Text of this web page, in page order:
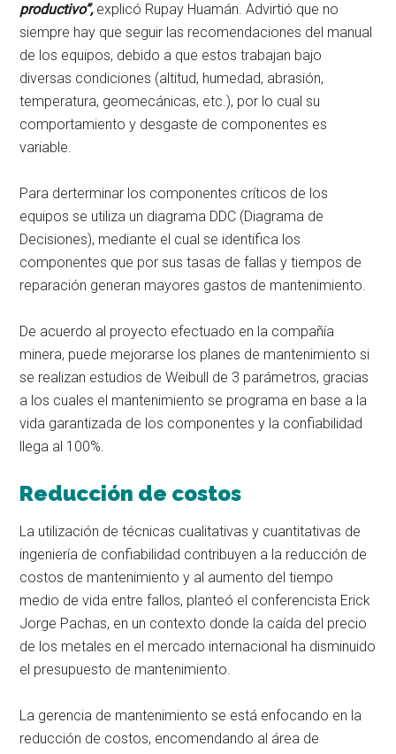
productivo”,explicó Rupay Huamán. Advirtió que no
siempre hay que seguir las recomendaciones del manual
de los equipos, debido a que estos trabajan bajo
diversas condiciones (altitud, humedad, abrasión,
temperatura, geomecánicas, etc.), por lo cual su
comportamiento y desgaste de componentes es
variable.
Para derterminar los componentes críticos de los
equipos se utiliza un diagrama DDC (Diagrama de
Decisiones), mediante el cual se identifica los
componentes que por sus tasas de fallas y tiempos de
reparación generan mayores gastos de mantenimiento.
De acuerdo al proyecto efectuado en la compañía
minera, puede mejorarse los planes de mantenimiento si
se realizan estudios de Weibull de 3 parámetros, gracias
a los cuales el mantenimiento se programa en base a la
vida garantizada de los componentes y la confiabilidad
llega al 100%.
Reducción de costos
La utilización de técnicas cualitativas y cuantitativas de
ingeniería de confiabilidad contribuyen a la reducción de
costos de mantenimiento y al aumento del tiempo
medio de vida entre fallos, planteó el conferencista Erick
Jorge Pachas, en un contexto donde la caída del precio
de los metales en el mercado internacional ha disminuido
el presupuesto de mantenimiento.
La gerencia de mantenimiento se está enfocando en la
reducción de costos, encomendando al área de